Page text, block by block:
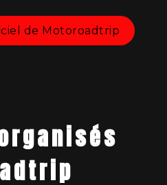
de Motoroadtrip